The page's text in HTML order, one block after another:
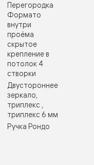
Перегородка
Формато
внутри
проёма
скрытое
крепление в
потолок 4
створки
Двустороннее
зеркало,
триплекс ,
триплекс 6 мм
Ручка Рондо